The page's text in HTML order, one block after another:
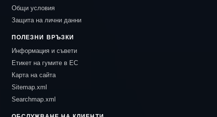
Общи условия
Защита на лични данни
ПОЛЕЗНИ ВРЪЗКИ
Информация и съвети
Етикет на гумите в ЕС
Карта на сайта
Sitemap.xml
Searchmap.xml